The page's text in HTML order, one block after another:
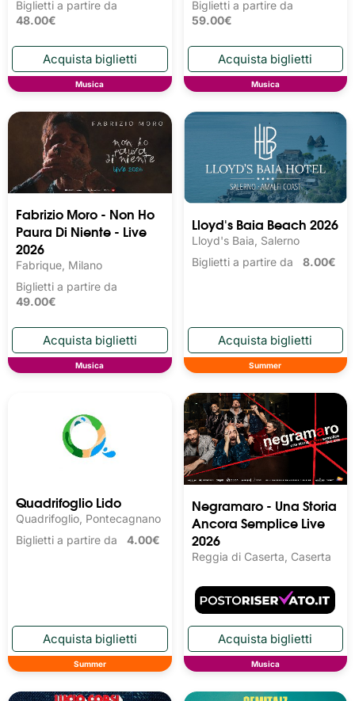
Biglietti a partire da
48.00€
Musica
Biglietti a partire da
59.00€
Musica
Fabrizio Moro - Non Ho
Paura Di Niente - Live
2026
Fabrique, Milano
Biglietti a partire da
49.00€
Musica
Lloyd's Baia Beach 2026
Lloyd's Baia, Salerno
Biglietti a partire da 8.00€
Summer
Quadrifoglio Lido
Quadrifoglio, Pontecagnano
Biglietti a partire da 4.00€
Summer
Negramaro - Una Storia
Ancora Semplice Live
2026
Reggia di Caserta, Caserta
Musica